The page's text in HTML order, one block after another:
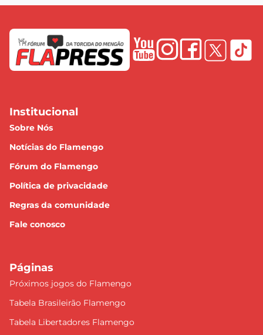
Institucional
Sobre Nós
Notícias do Flamengo
Fórum do Flamengo
Política de privacidade
Regras da comunidade
Fale conosco
Páginas
Próximos jogos do Flamengo
Tabela Brasileirão Flamengo
Tabela Libertadores Flamengo